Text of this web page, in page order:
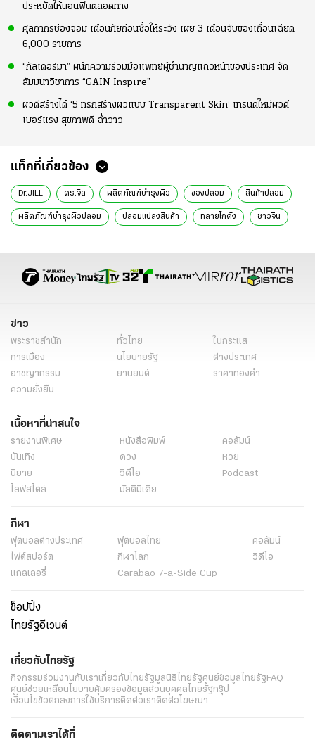
ประหยัดให้นอนฟินตลอดทาง
ศุลกากรช่องจอม เตือนภัยก่อนซื้อให้ระวัง เผย 3 เดือนจับของเถื่อนเฉียด
6,000 รายการ
“กัลเดอร์มา” ผนึกความร่วมมือแพทย์ผู้ชำนาญแถวหน้าของประเทศ จัด
สัมมนาวิชาการ “GAIN Inspire”
ผิวดีสร้างได้ ‘5 ทริกสร้างผิวแบบ Transparent Skin’ เทรนด์ใหม่ผิวดี
เบอร์แรง สุขภาพดี ฉ่ำวาว
แท็กที่เกี่ยวข้อง
Dr.JILL ดร.จิล ผลิตภัณฑ์บำรุงผิว ของปลอม สินค้าปลอม
ผลิตภัณฑ์บำรุงผิวปลอม ปลอมแปลงสินค้า ทลายโกดัง ชาวจีน
ข่าว
พระราชสำนัก ทั่วไทย
ในกระแส
การเมือง
นโยบายรัฐ
ต่างประเทศ
อาชญากรรม
ยานยนต์
ราคาทองคำ
ความยั่งยืน
เนื้อหาที่น่าสนใจ
รายงานพิเศษ หนังสือพิมพ์
คอลัมน์
บันเทิง
ดวง
หวย
นิยาย
วิดีโอ
Podcast
ไลฟ์สไตล์
มัลติมีเดีย
กีฬา
ฟุตบอลต่่างประเทศ ฟุตบอลไทย
คอลัมน์
ไฟต์สปอร์ต
กีฬาโลก
วิดีโอ
แกลเลอรี่
Carabao 7-a-Side Cup
ช็อปปิ้ง
ไทยรัฐอีเวนต์
เกี่ยวกับไทยรัฐ
กิจกรรมร่วมงานกับเราเกี่ยวกับไทยรัฐมูลนิธิไทยรัฐศูนย์ข้อมูลไทยรัฐFAQ
ศูนย์ช่วยเหลือนโยบายคุ้มครองข้อมูลส่วนบุคคลไทยรัฐกรุ๊ป
เงื่อนไขข้อตกลงการใช้บริการติดต่อเราติดต่อโฆษณา
ติดตามเราได้ที่